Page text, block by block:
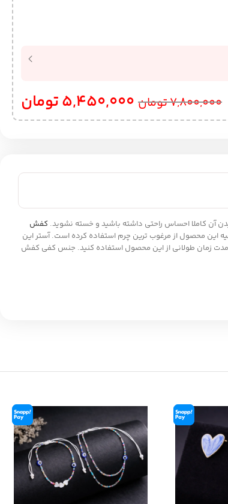
7,800,000تومان 5,450,000تومان
آن کاملا احساس راحتی داشته باشید و خسته نشوید. کفش
این محصول از مرغوب ترین چرم استفاده کرده است. آستر این
زمان طولانی از این محصول استفاده کنید. جنس کفی کفش